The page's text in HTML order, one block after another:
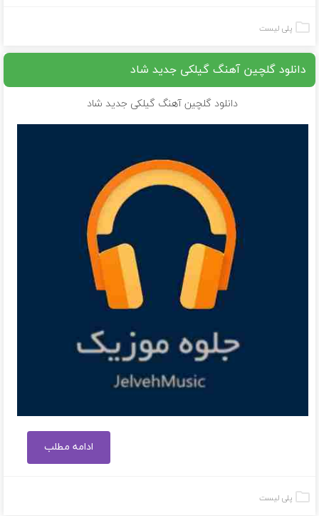
پلی لیست
دانلود گلچین آهنگ گیلکی جدید شاد
دانلود گلچین آهنگ گیلکی جدید شاد
ادامه مطلب
پلی لیست